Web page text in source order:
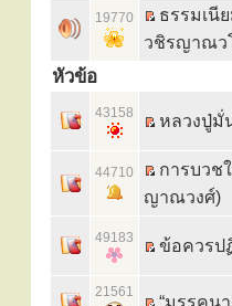
19770
ธรรมเนี
วชิรญาณว
หัวข้อ
43158 หลวงปู่มั่
44710
การบวช
ญาณวงศ์)
49183 ข้อควรป
21561
“มรรคน